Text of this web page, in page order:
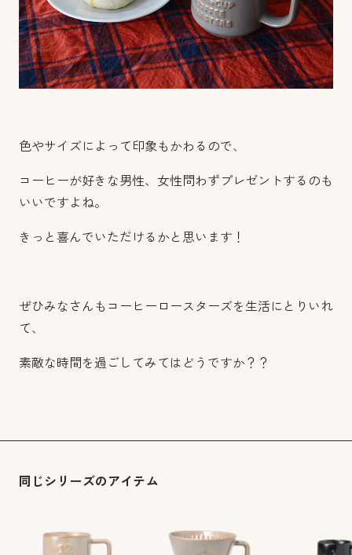
色やサイズによって印象もかわるので、
コーヒーが好きな男性、女性問わずプレゼントするのも
いいですよね。
きっと喜んでいただけるかと思います！
ぜひみなさんもコーヒーロースターズを生活にとりいれ
て、
素敵な時間を過ごしてみてはどうですか？？
同じシリーズのアイテム